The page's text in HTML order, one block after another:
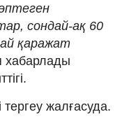
сондай-ақ 60
қаражат
хабарлады
тергеу жалғасуда.